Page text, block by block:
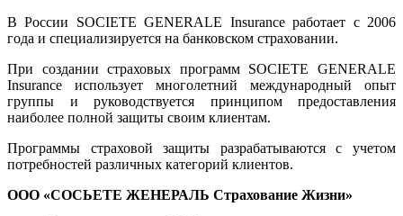
В России SOCIETE GENERALE Insurance работает с 2006
года и специализируется на банковском страховании.
При создании страховых программ SOCIETE GENERALE
Insurance использует многолетний международный опыт
группы и руководствуется принципом предоставления
наиболее полной защиты своим клиентам.
Программы страховой защиты разрабатываются с учетом
потребностей различных категорий клиентов.
ООО «СОСЬЕТЕ ЖЕНЕРАЛЬ Страхование Жизни»